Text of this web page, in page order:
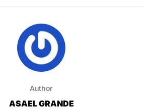
Author
ASAEL GRANDE